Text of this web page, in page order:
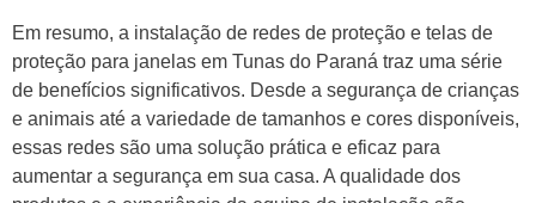
Em resumo, a instalação de redes de proteção e telas de
proteção para janelas em Tunas do Paraná traz uma série
de benefícios significativos. Desde a segurança de crianças
e animais até a variedade de tamanhos e cores disponíveis,
essas redes são uma solução prática e eficaz para
aumentar a segurança em sua casa. A qualidade dos